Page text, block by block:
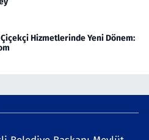
Hizmetlerinde Yeni Dönem: